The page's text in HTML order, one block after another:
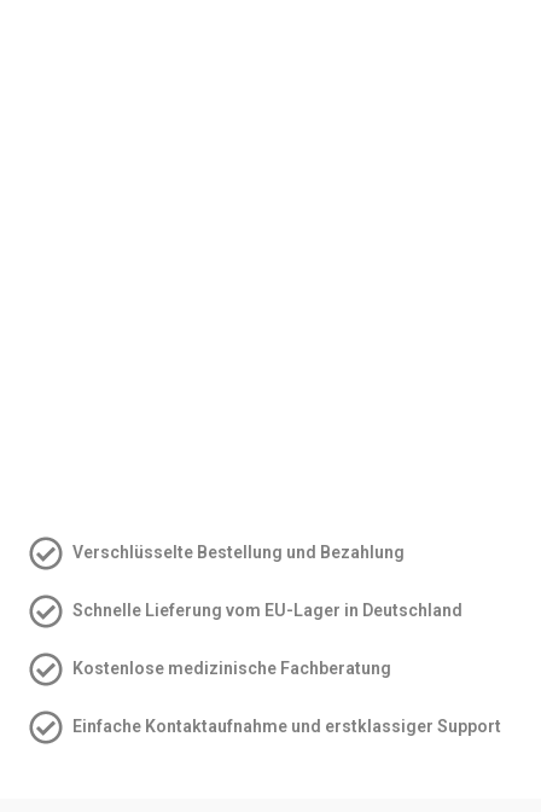
Verschlüsselte Bestellung und Bezahlung
Schnelle Lieferung vom EU-Lager in Deutschland
Kostenlose medizinische Fachberatung
Einfache Kontakt­aufnahme und erstklassiger Support